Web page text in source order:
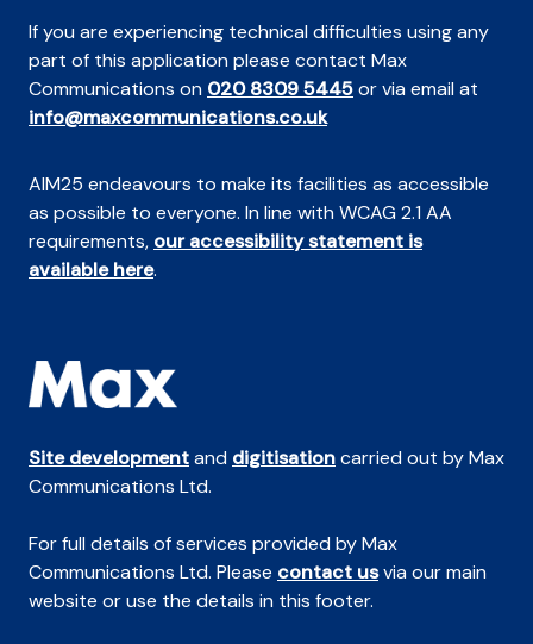
If you are experiencing technical difficulties using any
part of this application please contact Max
Communications on 020 8309 5445or via email at
info@maxcommunications.co.uk
AIM25 endeavours to make its facilities as accessible
as possible to everyone. In line with WCAG 2.1 AA
requirements, our accessibility statement is
available here.
Site developmentand digitisationcarried out by Max
Communications Ltd.
For full details of services provided by Max
Communications Ltd. Please contact usvia our main
website or use the details in this footer.